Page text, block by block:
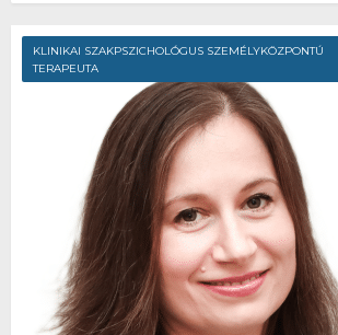
KLINIKAI SZAKPSZICHOLÓGUS SZEMÉLYKÖZPONTÚ
TERAPEUTA